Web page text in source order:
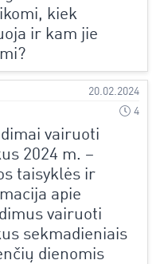
kiek
ir kam jie
20.02.2024
4
vairuoti
2024 m. –
taisyklės ir
apie
vairuoti
sekmadieniais
dienomis